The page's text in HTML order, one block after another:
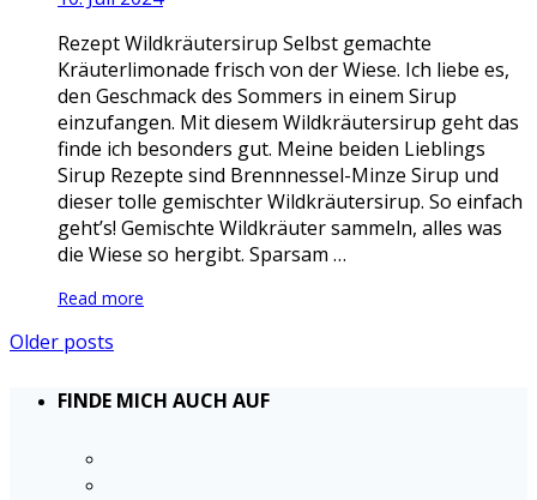
Rezept Wildkräutersirup Selbst gemachte
Kräuterlimonade frisch von der Wiese. Ich liebe es,
den Geschmack des Sommers in einem Sirup
einzufangen. Mit diesem Wildkräutersirup geht das
finde ich besonders gut. Meine beiden Lieblings
Sirup Rezepte sind Brennnessel-Minze Sirup und
dieser tolle gemischter Wildkräutersirup. So einfach
geht’s! Gemischte Wildkräuter sammeln, alles was
die Wiese so hergibt. Sparsam …
Read more
Older posts
FINDE MICH AUCH AUF